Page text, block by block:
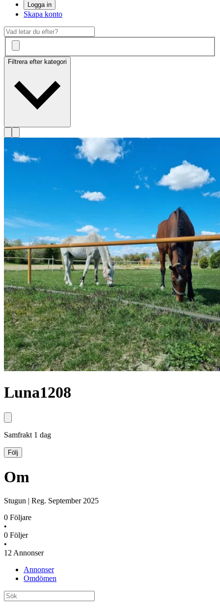
Logga in
Skapa konto
Filtrera efter kategori
Luna1208
Samfrakt 1 dag
Följ
Om
Stugun Reg. September 2025
0 Följare
•
0 Följer
•
12Annonser
Annonser
Omdömen